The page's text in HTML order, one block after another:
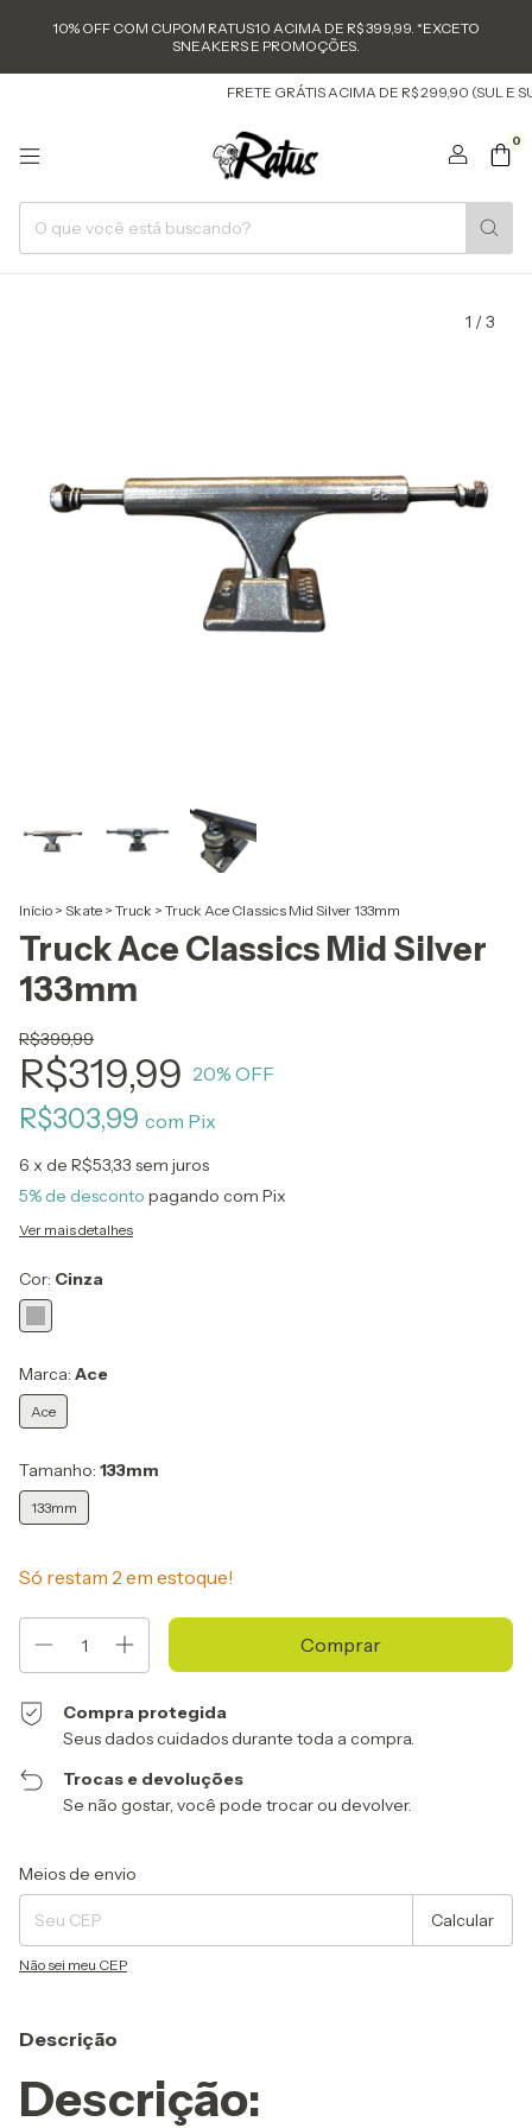
10% OFF COM CUPOM RATUS10 ACIMA DE R$ 399,99. *EXCETO
SNEAKERS E PROMOÇÕES.
FRETE GRÁTIS ACIMA DE R$ 299,90 (SUL E
0
1 /3
Início > Skate > Truck > Truck Ace Classics Mid Silver 133mm
Truck Ace Classics Mid Silver
133mm
R$399,99
R$319,99 20% OFF
R$303,99 com Pix
6 x de R$53,33 sem juros
5% de desconto pagando com Pix
Ver mais detalhes
Cor: Cinza
Marca: Ace
Ace
Tamanho: 133mm
133mm
Só restam 2 em estoque!
Compra protegida
Seus dados cuidados durante toda a compra.
Trocas e devoluções
Se não gostar, você pode trocar ou devolver.
Entregas para o CEP:
Meios de envio
Calcular
Não sei meu CEP
Descrição
Descrição: